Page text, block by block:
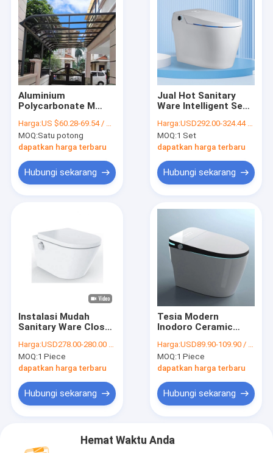
Aluminium
Polycarbonate M
atau Tempat
Penampungan
Carport Warna
Garasi Rumah
Harga:US $60.28-69.54 / Piece
MOQ:Satu potong
dapatkan harga terbaru
Hubungi sekarang
Jual Hot Sanitary
Ware Intelligent Seat
Automatic Smart
Toilet
Harga:USD292.00-324.44 / Piece
MOQ:1 Set
dapatkan harga terbaru
Hubungi sekarang
Instalasi Mudah
Sanitary Ware Close
Warna Putih Heating
Toilet
Harga:USD278.00-280.00 / Piece
MOQ:1 Piece
dapatkan harga terbaru
Hubungi sekarang
Tesia Modern
Inodoro Ceramic
Ware Automatic Wc
Floor Mounted Smart
Toilet Dijual
Harga:USD89.90-109.90 / Piece
MOQ:1 Piece
dapatkan harga terbaru
Hubungi sekarang
Hemat Waktu Anda